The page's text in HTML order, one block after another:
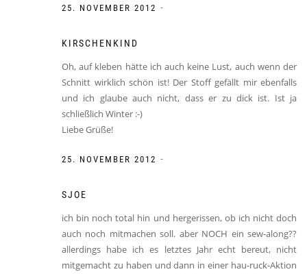
25. NOVEMBER 2012 -
KIRSCHENKIND
Oh, auf kleben hätte ich auch keine Lust, auch wenn der
Schnitt wirklich schön ist! Der Stoff gefällt mir ebenfalls
und ich glaube auch nicht, dass er zu dick ist. Ist ja
schließlich Winter :-)
Liebe Grüße!
25. NOVEMBER 2012 -
SJOE
ich bin noch total hin und hergerissen, ob ich nicht doch
auch noch mitmachen soll. aber NOCH ein sew-along??
allerdings habe ich es letztes Jahr echt bereut, nicht
mitgemacht zu haben und dann in einer hau-ruck-Aktion